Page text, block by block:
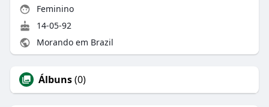
Feminino
14-05-92
Morando em Brazil
Álbuns(0)